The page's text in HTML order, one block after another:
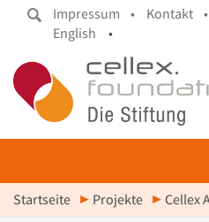
Impressum • Kontakt •
English
•
Startseite Projekte Cellex